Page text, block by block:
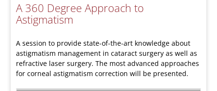
A 360 Degree Approach to
Astigmatism
A session to provide state-of-the-art knowledge about
astigmatism management in cataract surgery as well as
refractive laser surgery. The most advanced approaches
for corneal astigmatism correction will be presented.